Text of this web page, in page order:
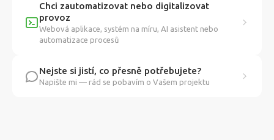
Chci zautomatizovat nebo digitalizovat
provoz
Webová aplikace, systém na míru, AI asistent nebo
automatizace procesů
Nejste si jistí, co přesně potřebujete?
Napište mi — rád se pobavím o Vašem projektu